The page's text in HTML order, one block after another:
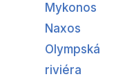
Mykonos
Naxos
Olympská
riviéra